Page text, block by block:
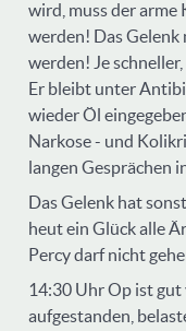
wird, muss der arme
werden! Das Gelenk
werden! Je
Er bleibt unter
wieder Öl
Narkose - und
langen Gesprächen
Das Gelenk hat
heut ein Glück alle
Percy darf nicht
14:30 Uhr Op ist gut
aufgestanden,